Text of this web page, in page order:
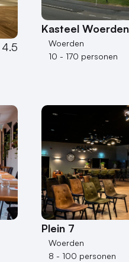
4.5
Kasteel Woerden
Woerden
10 - 170 personen
Plein 7
Woerden
8 - 100 personen